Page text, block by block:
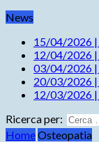
News
15/04/2026 |
12/04/2026 |
03/04/2026 |
20/03/2026 |
12/03/2026 |
Ricerca per:
HomeOsteopatia